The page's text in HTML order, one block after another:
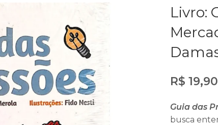
Livro:
R$ 19,90
Guia das
busca